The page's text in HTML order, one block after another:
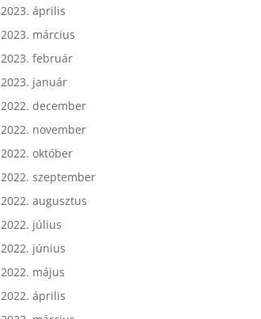
2023. április
2023. március
2023. február
2023. január
2022. december
2022. november
2022. október
2022. szeptember
2022. augusztus
2022. július
2022. június
2022. május
2022. április